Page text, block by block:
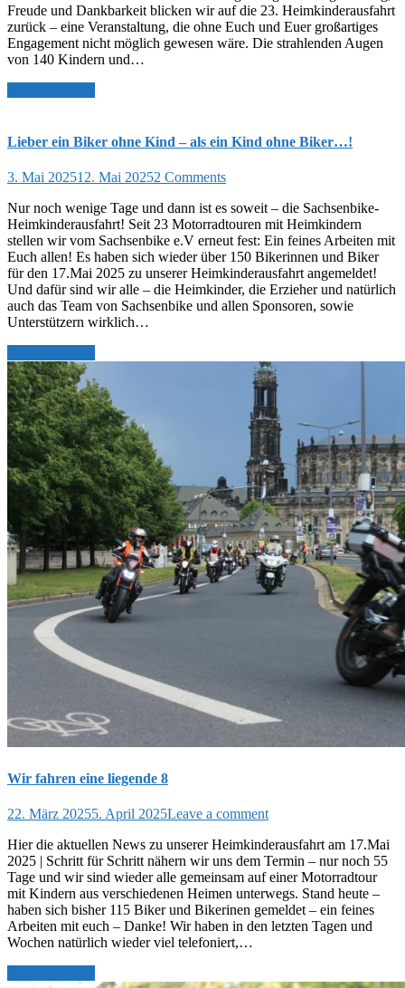
Freude und Dankbarkeit blicken wir auf die 23. Heimkinderausfahrt
zurück – eine Veranstaltung, die ohne Euch und Euer großartiges
Engagement nicht möglich gewesen wäre. Die strahlenden Augen
von 140 Kindern und…
Lieber ein Biker ohne Kind – als ein Kind ohne Biker…!
3. Mai 202512. Mai 20252 Comments
Nur noch wenige Tage und dann ist es soweit – die Sachsenbike-
Heimkinderausfahrt! Seit 23 Motorradtouren mit Heimkindern
stellen wir vom Sachsenbike e.V erneut fest: Ein feines Arbeiten mit
Euch allen! Es haben sich wieder über 150 Bikerinnen und Biker
für den 17.Mai 2025 zu unserer Heimkinderausfahrt angemeldet!
Und dafür sind wir alle – die Heimkinder, die Erzieher und natürlich
auch das Team von Sachsenbike und allen Sponsoren, sowie
Unterstützern wirklich…
Wir fahren eine liegende 8
22. März 20255. April 2025Leave a comment
Hier die aktuellen News zu unserer Heimkinderausfahrt am 17.Mai
2025 | Schritt für Schritt nähern wir uns dem Termin – nur noch 55
Tage und wir sind wieder alle gemeinsam auf einer Motorradtour
mit Kindern aus verschiedenen Heimen unterwegs. Stand heute –
haben sich bisher 115 Biker und Bikerinen gemeldet – ein feines
Arbeiten mit euch – Danke! Wir haben in den letzten Tagen und
Wochen natürlich wieder viel telefoniert,…